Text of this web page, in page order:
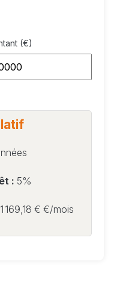
(€)
: 5%
1 169,18 € €/mois